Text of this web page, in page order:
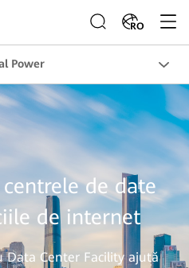
RO
Power
de date
de internet
Data Center Facility ajută